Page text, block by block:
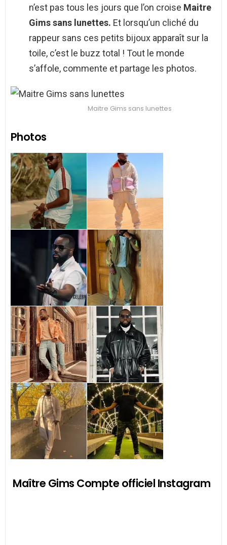
n’est pas tous les jours que l’on croise Maitre
Gims sans lunettes. Et lorsqu’un cliché du
rappeur sans ces petits bijoux apparaît sur la
toile, c’est le buzz total ! Tout le monde
s’affole, commente et partage les photos.
Maitre Gims sans lunettes
Photos
Maître Gims Compte officiel Instagram